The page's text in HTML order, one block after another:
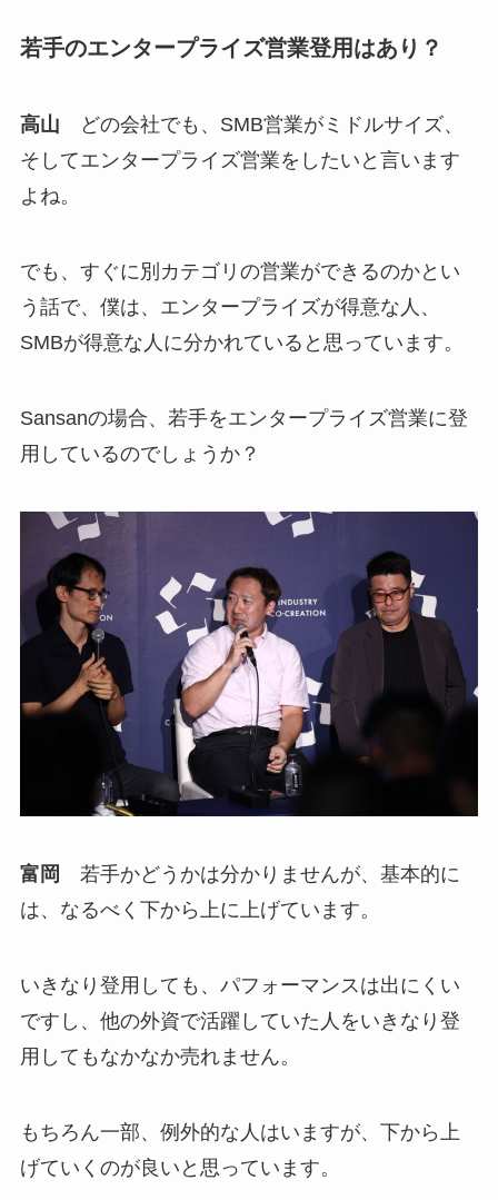
若手のエンタープライズ営業登用はあり？
高山 どの会社でも、SMB営業がミドルサイズ、
そしてエンタープライズ営業をしたいと言います
よね。
でも、すぐに別カテゴリの営業ができるのかとい
う話で、僕は、エンタープライズが得意な人、
SMBが得意な人に分かれていると思っています。
Sansanの場合、若手をエンタープライズ営業に登
用しているのでしょうか？
富岡
若手かどうかは分かりませんが、基本的に
は、なるべく下から上に上げています。
いきなり登用しても、パフォーマンスは出にくい
ですし、他の外資で活躍していた人をいきなり登
用してもなかなか売れません。
もちろん一部、例外的な人はいますが、下から上
げていくのが良いと思っています。